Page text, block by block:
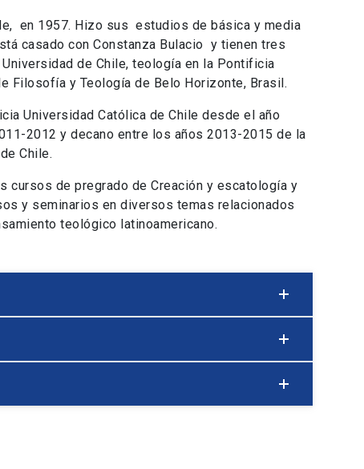
en 1957. Hizo sus estudios de básica y media
casado con Constanza Bulacio y tienen tres
de Chile, teología en la Pontificia
Filosofía y Teología de Belo Horizonte, Brasil.
Universidad Católica de Chile desde el año
2012 y decano entre los años 2013-2015 de la
Chile.
cursos de pregrado de Creación y escatología y
y seminarios en diversos temas relacionados
teológico latinoamericano.